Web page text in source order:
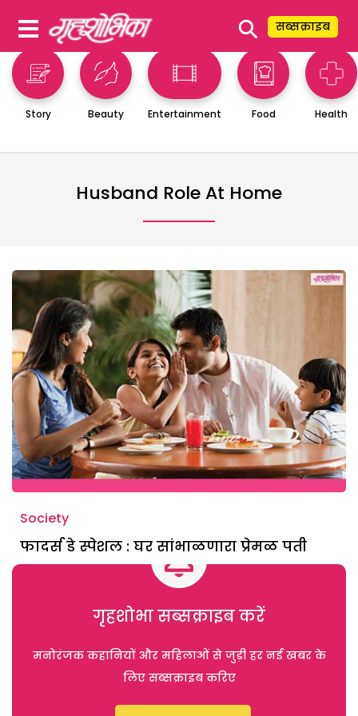
⚲ सब्सक्राइब
Story Beauty Entertainment Food Health
Husband Role At Home
Society
फादर्स डे स्पेशल : घर सांभाळणारा प्रेमळ पती
गृहशोभा सब्सक्राइब करें
मनोरंजक कहानियों और महिलाओं से जुड़ी हर नई खबर के
लिए सब्सक्राइब करिए